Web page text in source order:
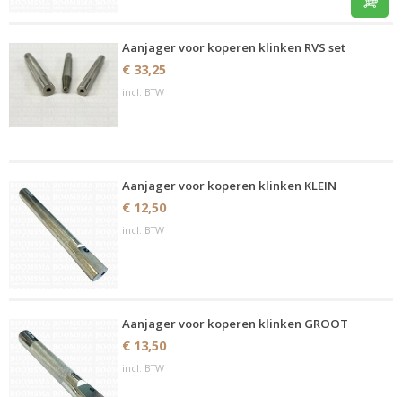
Aanjager voor koperen klinken RVS set
€ 33,25
incl. BTW
Aanjager voor koperen klinken KLEIN
€ 12,50
incl. BTW
Aanjager voor koperen klinken GROOT
€ 13,50
incl. BTW